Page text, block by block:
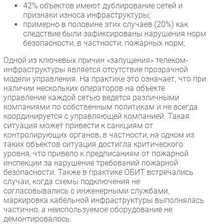
42% объектов имеют дублирование сетей и
признаки износа инфраструктуры;
примерно в половине этих случаев (20%) как
следствие были зафиксированы нарушения норм
безопасности, в частности, пожарных норм;
Одной из ключевых причин «запущения» телеком-
инфраструктуры является отсутствие прозрачной
модели управления. На практике это означает, что при
наличии нескольких операторов на объекте
управление каждой сетью ведется различными
компаниями по собственным политикам и не всегда
координируется с управляющей компанией. Такая
ситуация может привести к санкциям от
контролирующих органов, в частности, на одном из
таких объектов ситуация достигла критического
уровня, что привело к предписаниям от пожарной
инспекции за нарушение требований пожарной
безопасности. Также в практике ОБИТ встречались
случаи, когда схемы подключения не
согласовывались с инженерными службами,
маркировка кабельной инфраструктуры выполнялась
частично, а неиспользуемое оборудование не
демонтировалось.